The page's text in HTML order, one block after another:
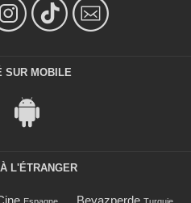
SUR MOBILE
L'ÉTRANGER
Beyazperde